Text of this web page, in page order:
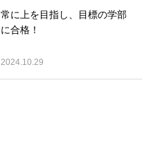
常に上を目指し、目標の学部
に合格！
2024.10.29